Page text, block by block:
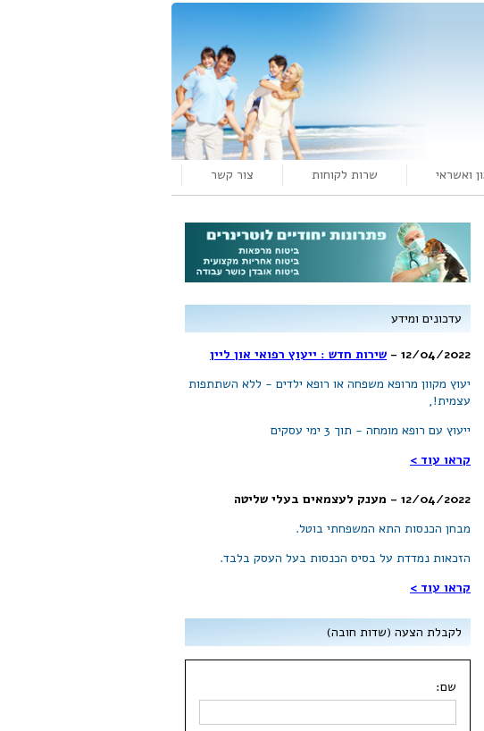
ואשראי שרות לקוחות צור קשר
עדכונים ומידע
12/04/2022 -
שירות חדש : ייעוץ רפואי און ליין
יעוץ מקוון מרופא משפחה או רופא ילדים - ללא השתתפות
עצמית!,
ייעוץ עם רופא מומחה - תוך 3 ימי עסקים
קראו עוד >
12/04/2022 - מענק לעצמאים בעלי שליטה
מבחן הכנסות התא המשפחתי בוטל.
הזכאות נמדדת על בסיס הכנסות בעל העסק בלבד.
קראו עוד >
לקבלת הצעה (שדות חובה)
שם: